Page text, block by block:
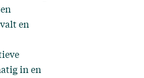
en
in en